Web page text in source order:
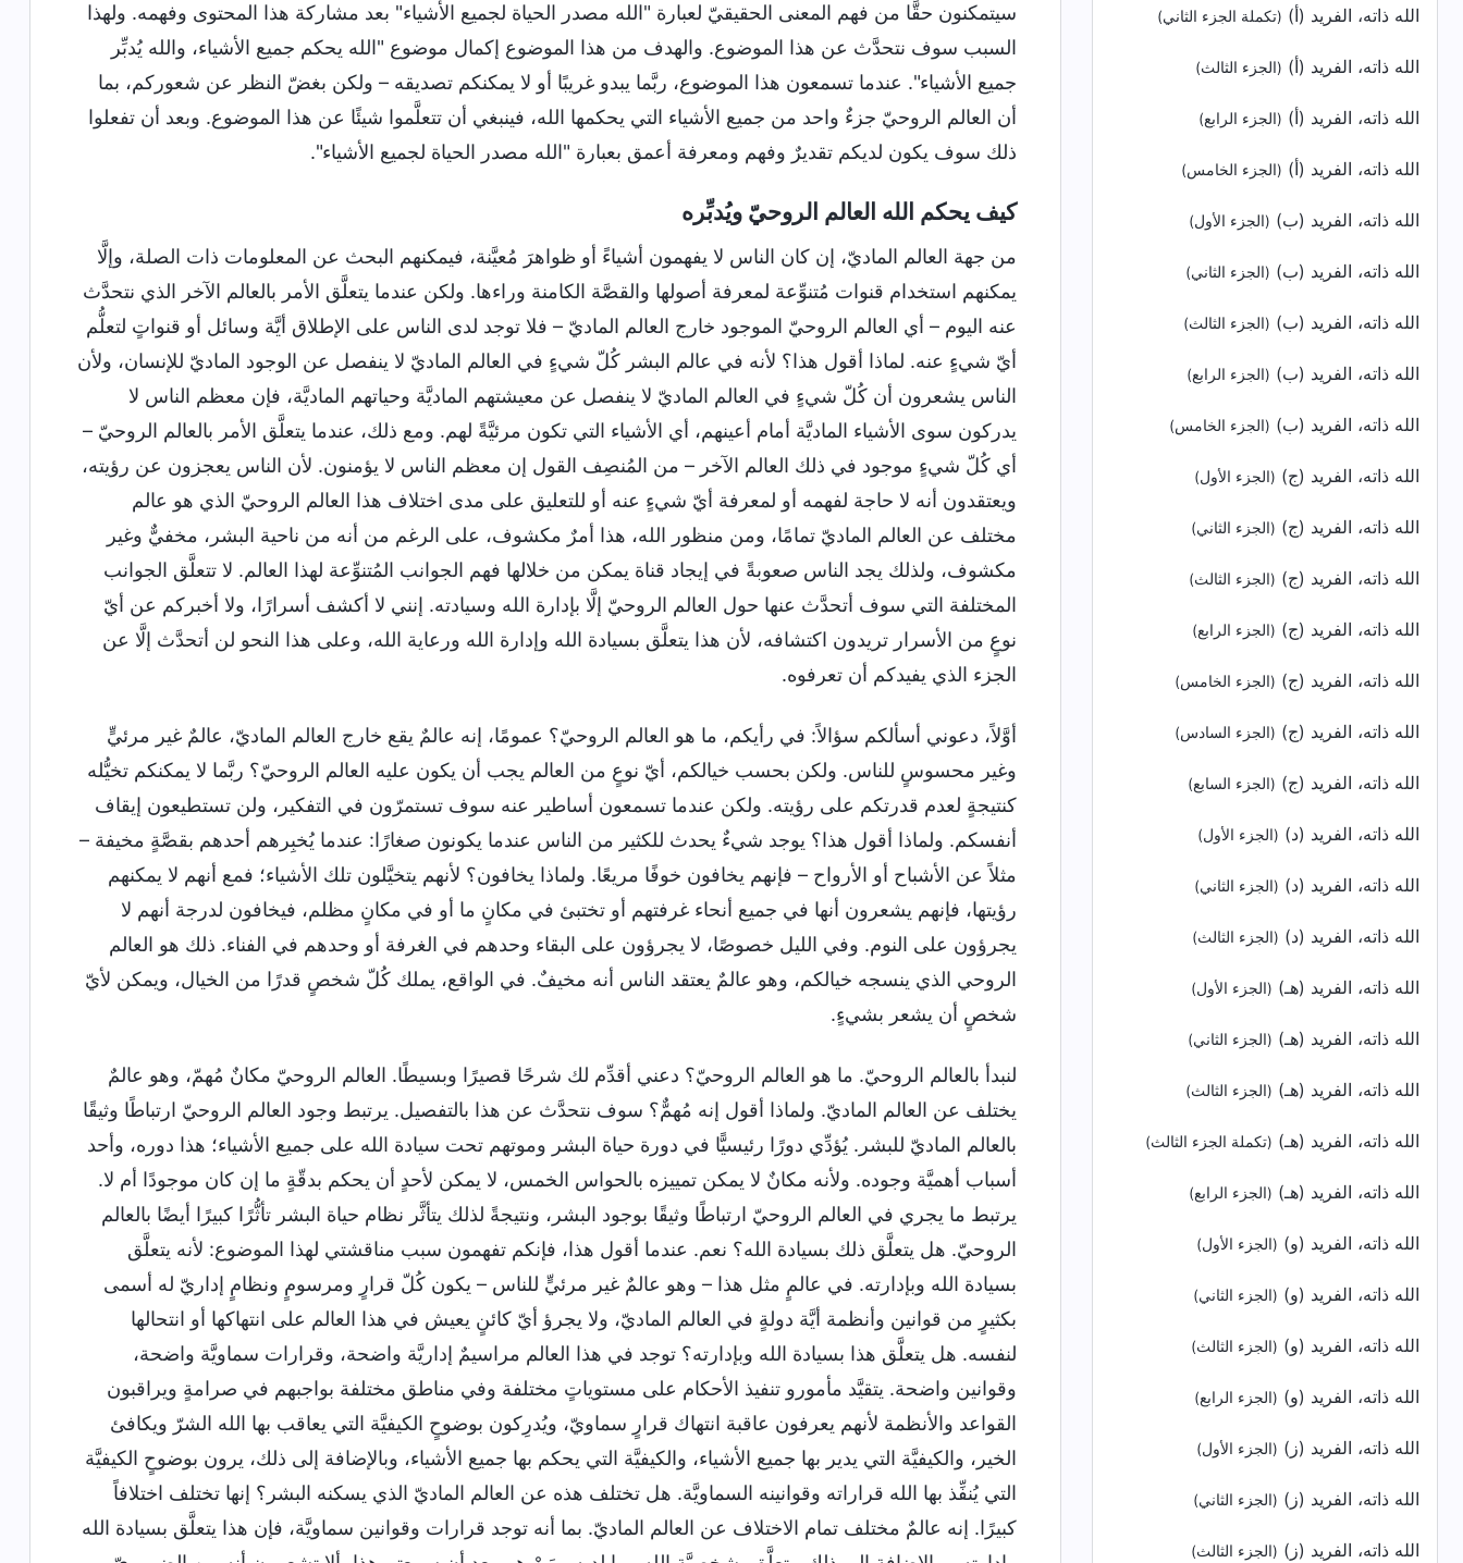
الله ذاته، الفريد (أ) (تكملة الجزء الثاني)
الله ذاته، الفريد (أ) (الجزء الثالث)
الله ذاته، الفريد (أ) (الجزء الرابع)
الله ذاته، الفريد (أ) (الجزء الخامس)
الله ذاته، الفريد (ب) (الجزء الأول)
الله ذاته، الفريد (ب) (الجزء الثاني)
الله ذاته، الفريد (ب) (الجزء الثالث)
الله ذاته، الفريد (ب) (الجزء الرابع)
الله ذاته، الفريد (ب) (الجزء الخامس)
الله ذاته، الفريد (ج) (الجزء الأول)
الله ذاته، الفريد (ج) (الجزء الثاني)
الله ذاته، الفريد (ج) (الجزء الثالث)
الله ذاته، الفريد (ج) (الجزء الرابع)
الله ذاته، الفريد (ج) (الجزء الخامس)
الله ذاته، الفريد (ج) (الجزء السادس)
الله ذاته، الفريد (ج) (الجزء السابع)
الله ذاته، الفريد (د) (الجزء الأول)
الله ذاته، الفريد (د) (الجزء الثاني)
الله ذاته، الفريد (د) (الجزء الثالث)
الله ذاته، الفريد (هـ) (الجزء الأول)
الله ذاته، الفريد (هـ) (الجزء الثاني)
الله ذاته، الفريد (هـ) (الجزء الثالث)
الله ذاته، الفريد (هـ) (تكملة الجزء الثالث)
الله ذاته، الفريد (هـ) (الجزء الرابع)
الله ذاته، الفريد (و) (الجزء الأول)
الله ذاته، الفريد (و) (الجزء الثاني)
الله ذاته، الفريد (و) (الجزء الثالث)
الله ذاته، الفريد (و) (الجزء الرابع)
الله ذاته، الفريد (ز) (الجزء الأول)
الله ذاته، الفريد (ز) (الجزء الثاني)
الله ذاته، الفريد (ز) (الجزء الثالث)
سيتمكنون حقًّا من فهم المعنى الحقيقيّ لعبارة "الله مصدر الحياة لجميع الأشياء" بعد مشاركة هذا المحتوى وفهمه. ولهذا
السبب سوف نتحدَّث عن هذا الموضوع. والهدف من هذا الموضوع إكمال موضوع "الله يحكم جميع الأشياء، والله يُدبِّر
جميع الأشياء". عندما تسمعون هذا الموضوع، ربَّما يبدو غريبًا أو لا يمكنكم تصديقه – ولكن بغضّ النظر عن شعوركم، بما
أن العالم الروحيّ جزءٌ واحد من جميع الأشياء التي يحكمها الله، فينبغي أن تتعلَّموا شيئًا عن هذا الموضوع. وبعد أن تفعلوا
ذلك سوف يكون لديكم تقديرٌ وفهم ومعرفة أعمق بعبارة "الله مصدر الحياة لجميع الأشياء".
كيف يحكم الله العالم الروحيّ ويُدبِّره
من جهة العالم الماديّ، إن كان الناس لا يفهمون أشياءً أو ظواهرَ مُعيَّنة، فيمكنهم البحث عن المعلومات ذات الصلة، وإلَّا
يمكنهم استخدام قنوات مُتنوِّعة لمعرفة أصولها والقصَّة الكامنة وراءها. ولكن عندما يتعلَّق الأمر بالعالم الآخر الذي نتحدَّث
عنه اليوم – أي العالم الروحيّ الموجود خارج العالم الماديّ – فلا توجد لدى الناس على الإطلاق أيَّة وسائل أو قنواتٍ لتعلُّم
أيّ شيءٍ عنه. لماذا أقول هذا؟ لأنه في عالم البشر كُلّ شيءٍ في العالم الماديّ لا ينفصل عن الوجود الماديّ للإنسان، ولأن
الناس يشعرون أن كُلّ شيءٍ في العالم الماديّ لا ينفصل عن معيشتهم الماديَّة وحياتهم الماديَّة، فإن معظم الناس لا
يدركون سوى الأشياء الماديَّة أمام أعينهم، أي الأشياء التي تكون مرئيَّةً لهم. ومع ذلك، عندما يتعلَّق الأمر بالعالم الروحيّ –
أي كُلّ شيءٍ موجود في ذلك العالم الآخر – من المُنصِف القول إن معظم الناس لا يؤمنون. لأن الناس يعجزون عن رؤيته،
ويعتقدون أنه لا حاجة لفهمه أو لمعرفة أيّ شيءٍ عنه أو للتعليق على مدى اختلاف هذا العالم الروحيّ الذي هو عالم
مختلف عن العالم الماديّ تمامًا، ومن منظور الله، هذا أمرٌ مكشوف، على الرغم من أنه من ناحية البشر، مخفيٌّ وغير
مكشوف، ولذلك يجد الناس صعوبةً في إيجاد قناة يمكن من خلالها فهم الجوانب المُتنوِّعة لهذا العالم. لا تتعلَّق الجوانب
المختلفة التي سوف أتحدَّث عنها حول العالم الروحيّ إلَّا بإدارة الله وسيادته. إنني لا أكشف أسرارًا، ولا أخبركم عن أيّ
نوعٍ من الأسرار تريدون اكتشافه، لأن هذا يتعلَّق بسيادة الله وإدارة الله ورعاية الله، وعلى هذا النحو لن أتحدَّث إلَّا عن
الجزء الذي يفيدكم أن تعرفوه.
أوَّلاً، دعوني أسألكم سؤالاً: في رأيكم، ما هو العالم الروحيّ؟ عمومًا، إنه عالمٌ يقع خارج العالم الماديّ، عالمٌ غير مرئيٍّ
وغير محسوسٍ للناس. ولكن بحسب خيالكم، أيّ نوعٍ من العالم يجب أن يكون عليه العالم الروحيّ؟ ربَّما لا يمكنكم تخيُّله
كنتيجةٍ لعدم قدرتكم على رؤيته. ولكن عندما تسمعون أساطير عنه سوف تستمرّون في التفكير، ولن تستطيعون إيقاف
أنفسكم. ولماذا أقول هذا؟ يوجد شيءٌ يحدث للكثير من الناس عندما يكونون صغارًا: عندما يُخبِرهم أحدهم بقصَّةٍ مخيفة –
مثلاً عن الأشباح أو الأرواح – فإنهم يخافون خوفًا مريعًا. ولماذا يخافون؟ لأنهم يتخيَّلون تلك الأشياء؛ فمع أنهم لا يمكنهم
رؤيتها، فإنهم يشعرون أنها في جميع أنحاء غرفتهم أو تختبئ في مكانٍ ما أو في مكانٍ مظلم، فيخافون لدرجة أنهم لا
يجرؤون على النوم. وفي الليل خصوصًا، لا يجرؤون على البقاء وحدهم في الغرفة أو وحدهم في الفناء. ذلك هو العالم
الروحي الذي ينسجه خيالكم، وهو عالمٌ يعتقد الناس أنه مخيفٌ. في الواقع، يملك كُلّ شخصٍ قدرًا من الخيال، ويمكن لأيّ
شخصٍ أن يشعر بشيءٍ.
لنبدأ بالعالم الروحيّ. ما هو العالم الروحيّ؟ دعني أقدِّم لك شرحًا قصيرًا وبسيطًا. العالم الروحيّ مكانٌ مُهمّ، وهو عالمٌ
يختلف عن العالم الماديّ. ولماذا أقول إنه مُهمٌّ؟ سوف نتحدَّث عن هذا بالتفصيل. يرتبط وجود العالم الروحيّ ارتباطًا وثيقًا
بالعالم الماديّ للبشر. يُؤدِّي دورًا رئيسيًّا في دورة حياة البشر وموتهم تحت سيادة الله على جميع الأشياء؛ هذا دوره، وأحد
أسباب أهميَّة وجوده. ولأنه مكانٌ لا يمكن تمييزه بالحواس الخمس، لا يمكن لأحدٍ أن يحكم بدقّةٍ ما إن كان موجودًا أم لا.
يرتبط ما يجري في العالم الروحيّ ارتباطًا وثيقًا بوجود البشر، ونتيجةً لذلك يتأثَّر نظام حياة البشر تأثُّرًا كبيرًا أيضًا بالعالم
الروحيّ. هل يتعلَّق ذلك بسيادة الله؟ نعم. عندما أقول هذا، فإنكم تفهمون سبب مناقشتي لهذا الموضوع: لأنه يتعلَّق
بسيادة الله وبإدارته. في عالمٍ مثل هذا – وهو عالمٌ غير مرئيٍّ للناس – يكون كُلّ قرارٍ ومرسومٍ ونظامٍ إداريّ له أسمى
بكثيرٍ من قوانين وأنظمة أيَّة دولةٍ في العالم الماديّ، ولا يجرؤ أيّ كائنٍ يعيش في هذا العالم على انتهاكها أو انتحالها
لنفسه. هل يتعلَّق هذا بسيادة الله وبإدارته؟ توجد في هذا العالم مراسيمٌ إداريَّة واضحة، وقرارات سماويَّة واضحة،
وقوانين واضحة. يتقيَّد مأمورو تنفيذ الأحكام على مستوياتٍ مختلفة وفي مناطق مختلفة بواجبهم في صرامةٍ ويراقبون
القواعد والأنظمة لأنهم يعرفون عاقبة انتهاك قرارٍ سماويّ، ويُدرِكون بوضوحٍ الكيفيَّة التي يعاقب بها الله الشرّ ويكافئ
الخير، والكيفيَّة التي يدير بها جميع الأشياء، والكيفيَّة التي يحكم بها جميع الأشياء، وبالإضافة إلى ذلك، يرون بوضوحٍ الكيفيَّة
التي يُنفِّذ بها الله قراراته وقوانينه السماويَّة. هل تختلف هذه عن العالم الماديّ الذي يسكنه البشر؟ إنها تختلف اختلافاً
كبيرًا. إنه عالمٌ مختلف تمام الاختلاف عن العالم الماديّ. بما أنه توجد قرارات وقوانين سماويَّة، فإن هذا يتعلَّق بسيادة الله